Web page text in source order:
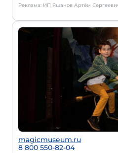
Реклама: ИП Яшанов Артём
magicmuseum.ru
8 800 550-82-04